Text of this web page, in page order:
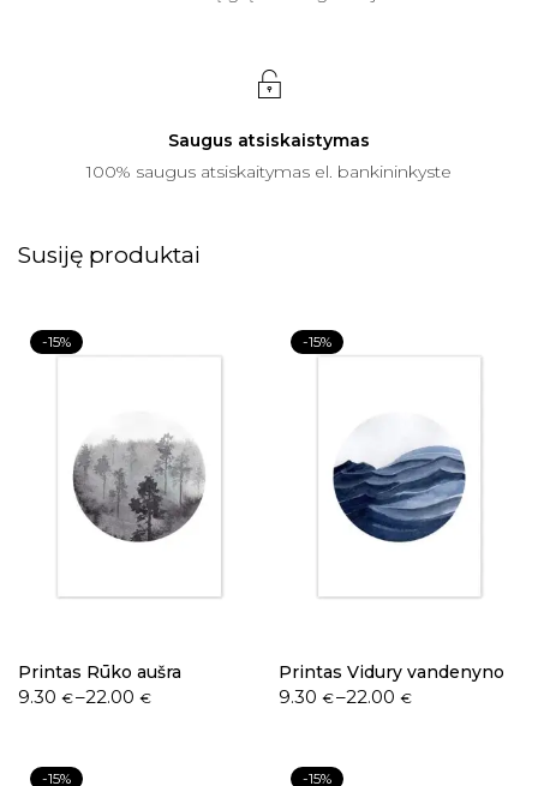
Saugus atsiskaistymas
100% saugus atsiskaitymas el. bankininkyste
Susiję produktai
-15%
Printas Rūko aušra
9.30 €–22.00€
-15%
Printas Vidury vandenyno
9.30 €–22.00 €
-15% -15%